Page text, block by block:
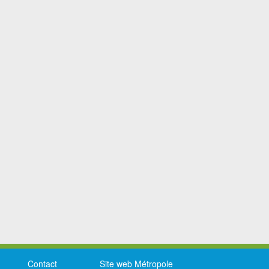
Contact Site web Métropole